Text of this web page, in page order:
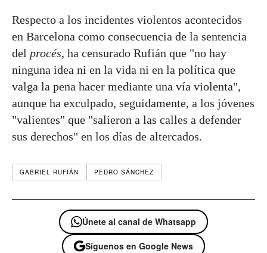
Respecto a los incidentes violentos acontecidos
en Barcelona como consecuencia de la sentencia
del procés, ha censurado Rufián que "no hay
ninguna idea ni en la vida ni en la política que
valga la pena hacer mediante una vía violenta",
aunque ha exculpado, seguidamente, a los jóvenes
"valientes" que "salieron a las calles a defender
sus derechos" en los días de altercados.
GABRIEL RUFIÁN PEDRO SÁNCHEZ
Únete al canal de Whatsapp
Síguenos en Google News